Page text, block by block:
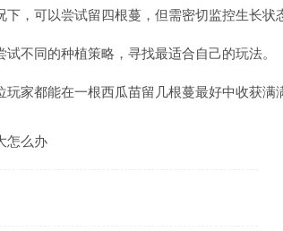
，可以尝试留四根蔓，但需密切监控生长状
不同的种植策略，寻找最适合自己的玩法。
玩家都能在一根西瓜苗留几根蔓最好中收获满
怎么办